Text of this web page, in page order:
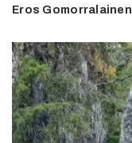
Eros Gomorralainen